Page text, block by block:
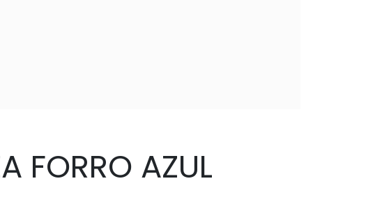
FORRO AZUL